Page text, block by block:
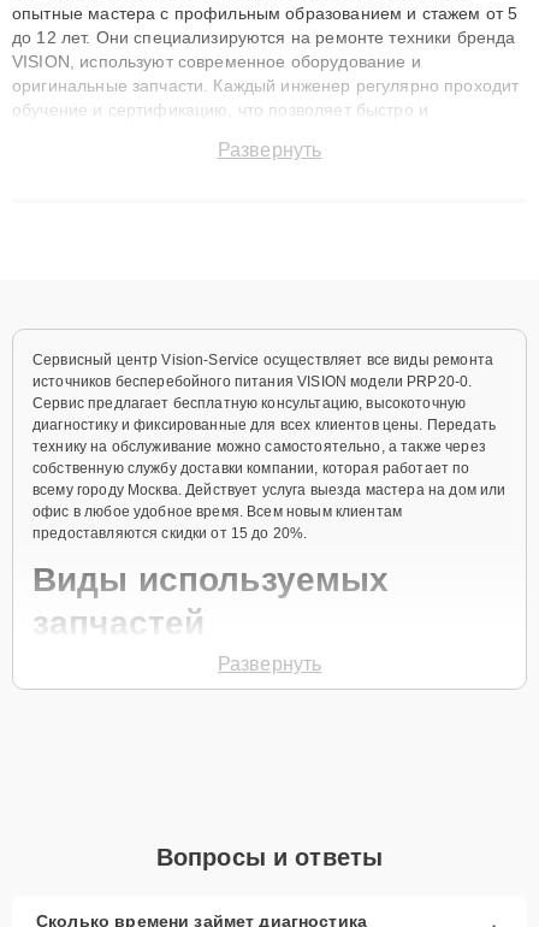
опытные мастера с профильным образованием и стажем от 5
до 12 лет. Они специализируются на ремонте техники бренда
VISION, используют современное оборудование и
оригинальные запчасти. Каждый инженер регулярно проходит
обучение и сертификацию, что позволяет быстро и
сохранением гарантии до 3 лет. Наши мастера решают
Развернуть
Сервисный центр Vision-Service осуществляет все виды ремонта
источников бесперебойного питания VISION модели PRP20-0.
Сервис предлагает бесплатную консультацию, высокоточную
диагностику и фиксированные для всех клиентов цены. Передать
технику на обслуживание можно самостоятельно, а также через
собственную службу доставки компании, которая работает по
всему городу Москва. Действует услуга выезда мастера на дом или
офис в любое удобное время. Всем новым клиентам
предоставляются скидки от 15 до 20%.
Виды используемых
запчастей
Для ремонта источника бесперебойного питания модели PRP20-0
активное использование устройства дольше
Развернуть
Вопросы и ответы
Сколько времени займет диагностика